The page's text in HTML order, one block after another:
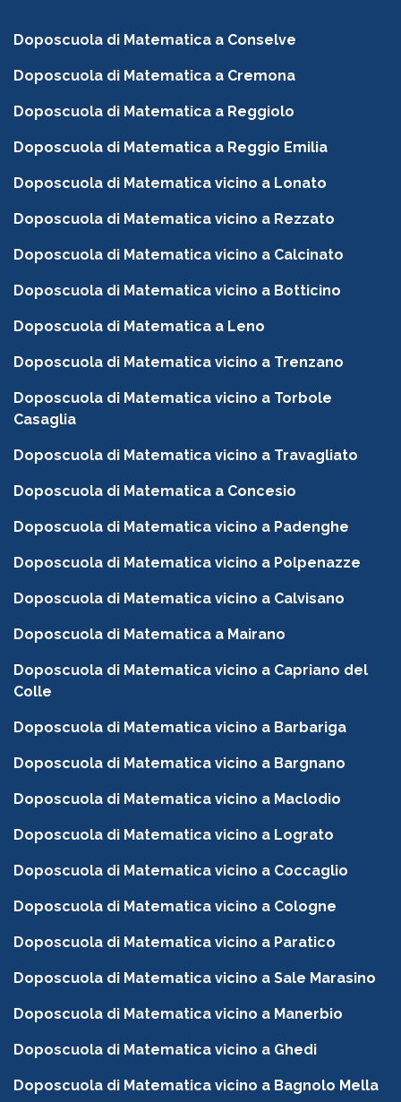
Doposcuola di Matematica a Conselve
Doposcuola di Matematica a Cremona
Doposcuola di Matematica a Reggiolo
Doposcuola di Matematica a Reggio Emilia
Doposcuola di Matematica vicino a Lonato
Doposcuola di Matematica vicino a Rezzato
Doposcuola di Matematica vicino a Calcinato
Doposcuola di Matematica vicino a Botticino
Doposcuola di Matematica a Leno
Doposcuola di Matematica vicino a Trenzano
Doposcuola di Matematica vicino a Torbole
Casaglia
Doposcuola di Matematica vicino a Travagliato
Doposcuola di Matematica a Concesio
Doposcuola di Matematica vicino a Padenghe
Doposcuola di Matematica vicino a Polpenazze
Doposcuola di Matematica vicino a Calvisano
Doposcuola di Matematica a Mairano
Doposcuola di Matematica vicino a Capriano del
Colle
Doposcuola di Matematica vicino a Barbariga
Doposcuola di Matematica vicino a Bargnano
Doposcuola di Matematica vicino a Maclodio
Doposcuola di Matematica vicino a Lograto
Doposcuola di Matematica vicino a Coccaglio
Doposcuola di Matematica vicino a Cologne
Doposcuola di Matematica vicino a Paratico
Doposcuola di Matematica vicino a Sale Marasino
Doposcuola di Matematica vicino a Manerbio
Doposcuola di Matematica vicino a Ghedi
Doposcuola di Matematica vicino a Bagnolo Mella